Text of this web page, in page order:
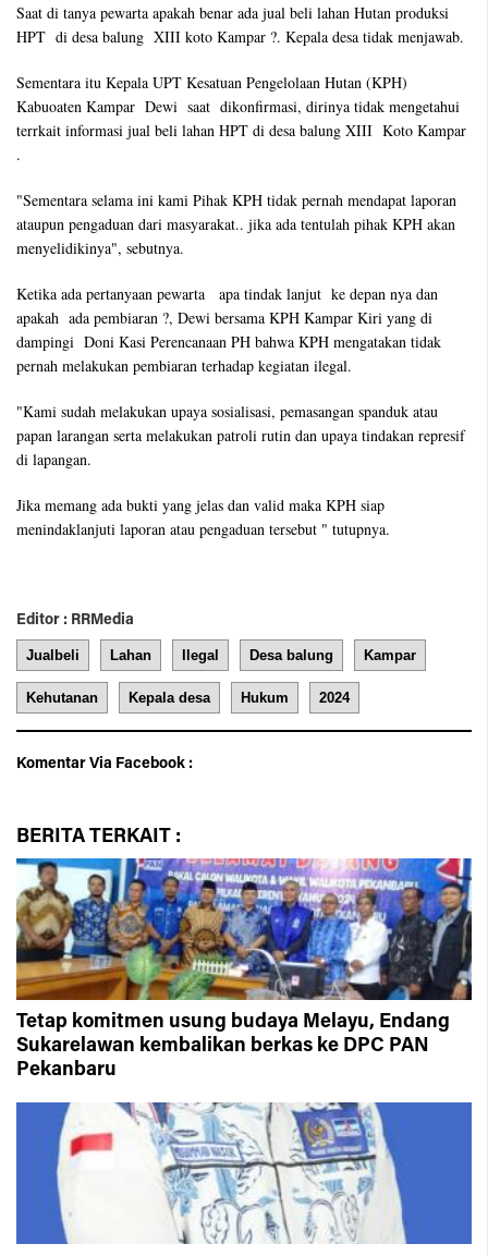
Saat di tanya pewarta apakah benar ada jual beli lahan Hutan produksi
HPT di desa balung XIII koto Kampar ?. Kepala desa tidak menjawab.
Sementara itu Kepala UPT Kesatuan Pengelolaan Hutan (KPH)
Kabuoaten Kampar Dewi saat dikonfirmasi, dirinya tidak mengetahui
terrkait informasi jual beli lahan HPT di desa balung XIII Koto Kampar
.
"Sementara selama ini kami Pihak KPH tidak pernah mendapat laporan
ataupun pengaduan dari masyarakat.. jika ada tentulah pihak KPH akan
menyelidikinya", sebutnya.
Ketika ada pertanyaan pewarta apa tindak lanjut ke depan nya dan
apakah ada pembiaran ?, Dewi bersama KPH Kampar Kiri yang di
dampingi Doni Kasi Perencanaan PH bahwa KPH mengatakan tidak
pernah melakukan pembiaran terhadap kegiatan ilegal.
"Kami sudah melakukan upaya sosialisasi, pemasangan spanduk atau
papan larangan serta melakukan patroli rutin dan upaya tindakan represif
di lapangan.
Jika memang ada bukti yang jelas dan valid maka KPH siap
menindaklanjuti laporan atau pengaduan tersebut " tutupnya.
Editor : RRMedia
Jualbeli Lahan Ilegal Desa balung Kampar
Kehutanan Kepala desa Hukum 2024
Komentar Via Facebook :
BERITA TERKAIT :
Tetap komitmen usung budaya Melayu, Endang
Sukarelawan kembalikan berkas ke DPC PAN
Pekanbaru